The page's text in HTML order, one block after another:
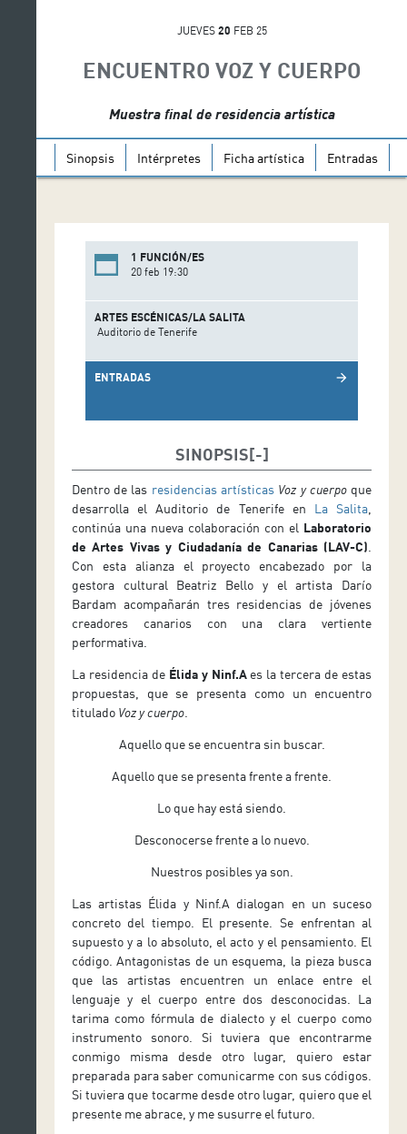
JUEVES 20 FEB 25
ENCUENTRO VOZ Y CUERPO
Muestra final de residencia artística
Sinopsis Intérpretes Ficha artística Entradas
1 FUNCIÓN/ES
20 feb 19:30
ARTES ESCÉNICAS/LA SALITA
Auditorio de Tenerife
ENTRADAS arrow_forward
SINOPSIS
Dentro de las residencias artísticas Voz y cuerpoque
desarrolla el Auditorio de Tenerife en La Salita
continúa una nueva colaboración con el Laboratorio
de Artes Vivas y Ciudadanía de Canarias (LAV-C)
Con esta alianza el proyecto encabezado por la
gestora cultural Beatriz Bello y el artista Darío
Bardam acompañarán tres residencias de jóvenes
creadores canarios con una clara vertiente
performativa.
La residencia de Élida y Ninf.Aes la tercera de estas
propuestas, que se presenta como un encuentro
titulado Voz y cuerpo.
Aquello que se encuentra sin buscar.
Aquello que se presenta frente a frente.
Lo que hay está siendo.
Desconocerse frente a lo nuevo.
Nuestros posibles ya son.
Las artistas Élida y Ninf.A dialogan en un suceso
concreto del tiempo. El presente. Se enfrentan al
supuesto y a lo absoluto, el acto y el pensamiento. El
código. Antagonistas de un esquema, la pieza busca
que las artistas encuentren un enlace entre el
lenguaje y el cuerpo entre dos desconocidas. La
tarima como fórmula de dialecto y el cuerpo como
instrumento sonoro. Si tuviera que encontrarme
conmigo misma desde otro lugar, quiero estar
preparada para saber comunicarme con sus códigos.
Si tuviera que tocarme desde otro lugar, quiero que el
presente me abrace, y me susurre el futuro.